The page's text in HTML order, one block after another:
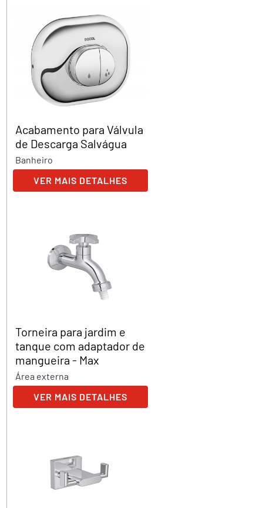
Acabamento para Válvula
de Descarga Salvágua
Banheiro
VER MAIS DETALHES
Torneira para jardim e
tanque com adaptador de
mangueira - Max
Área externa
VER MAIS DETALHES